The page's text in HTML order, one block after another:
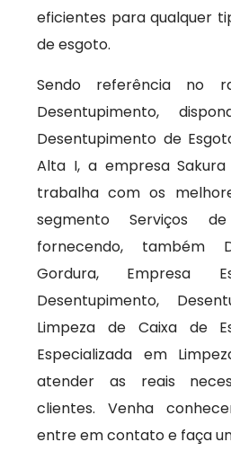
eficientes para qualquer
de esgoto.
Sendo referência no
Desentupimento,
Desentupimento de
Alta I, a empresa
trabalha com os
segmento Serviços de
fornecendo, também
Gordura, Empresa
Desentupimento,
Limpeza de Caixa de
Especializada em
atender as reais
clientes. Venha
entre em contato e faça